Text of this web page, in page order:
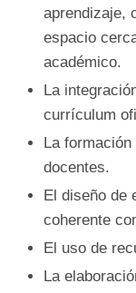
aprendizaje,
espacio
académico.
La
currículum
La
docentes.
El diseño de
coherente
El uso de
La